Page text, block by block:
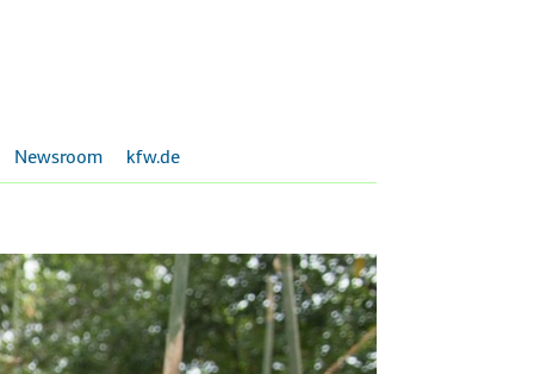
Newsroom kfw.de